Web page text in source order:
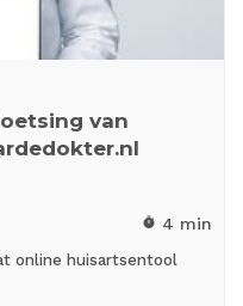
van
timer 4 min
online huisartsentool